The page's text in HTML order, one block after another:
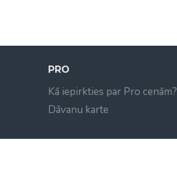
PRO
Kā iepirkties par Pro cenām?
Dāvanu karte